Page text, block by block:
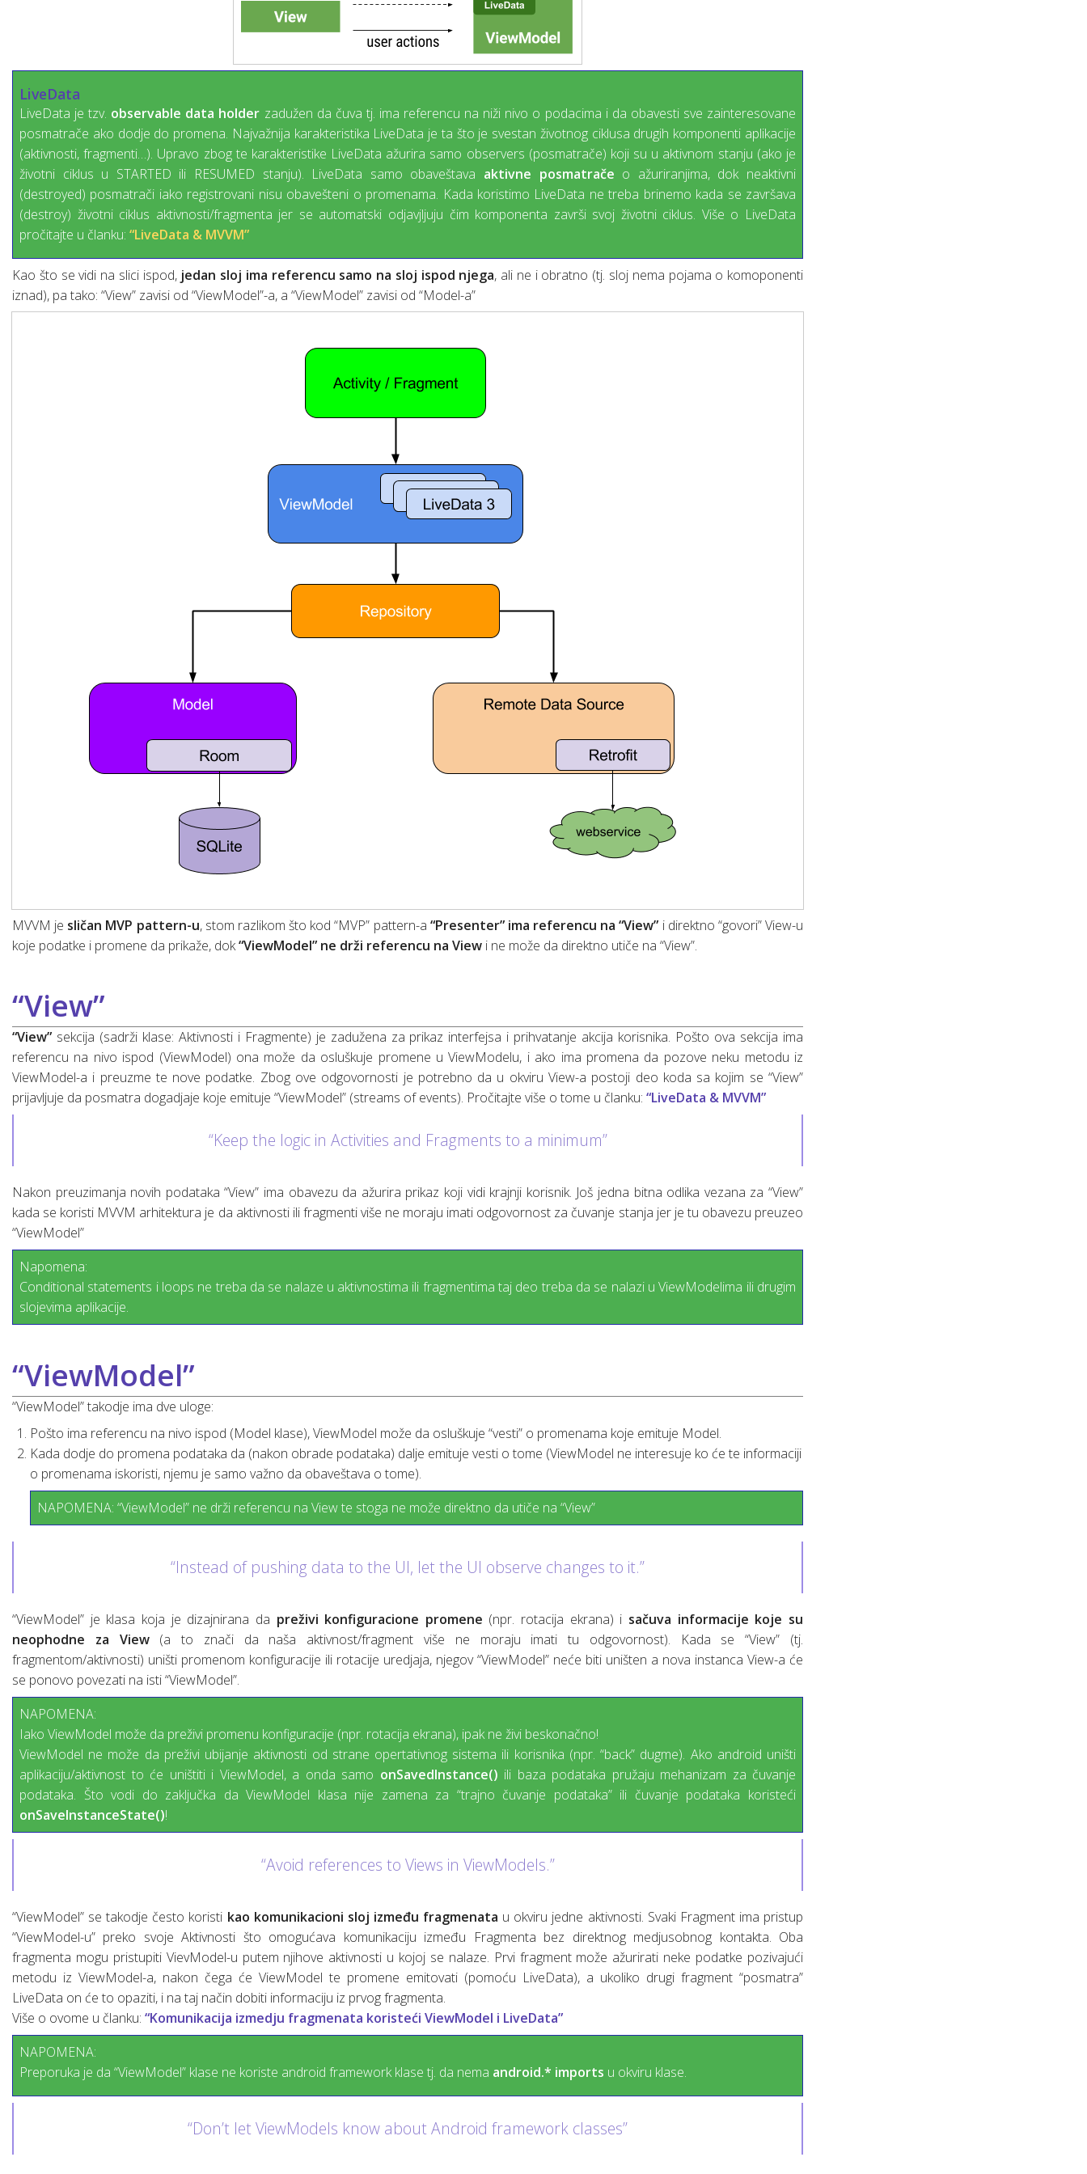
LiveData
LiveData je tzv. observable data holder zadužen da čuva tj. ima referencu na niži nivo o podacima i da obavesti sve zainteresovane
posmatrače ako dodje do promena. Najvažnija karakteristika LiveData je ta što je svestan životnog ciklusa drugih komponenti aplikacije
(aktivnosti, fragmenti…). Upravo zbog te karakteristike LiveData ažurira samo observers (posmatrače) koji su u aktivnom stanju (ako je
životni ciklus u STARTED ili RESUMED stanju). LiveData samo obaveštava aktivne posmatrače o ažuriranjima, dok neaktivni
(destroyed) posmatrači iako registrovani nisu obavešteni o promenama. Kada koristimo LiveData ne treba brinemo kada se završava
(destroy) životni ciklus aktivnosti/fragmenta jer se automatski odjavjljuju čim komponenta završi svoj životni ciklus. Više o LiveData
pročitajte u članku: “LiveData & MVVM”
Kao što se vidi na slici ispod, jedan sloj ima referencu samo na sloj ispod njega, ali ne i obratno (tj. sloj nema pojama o komoponenti
iznad), pa tako: “View” zavisi od “ViewModel”-a, a “ViewModel” zavisi od “Model-a”
MVVM je sličan MVP pattern-u, stom razlikom što kod “MVP” pattern-a “Presenter” ima referencu na “View” i direktno “govori” View-u
koje podatke i promene da prikaže, dok“ViewModel” ne drži referencu na View i ne može da direktno utiče na “View”.
“View”
“View” sekcija (sadrži klase: Aktivnosti i Fragmente) je zadužena za prikaz interfejsa i prihvatanje akcija korisnika. Pošto ova sekcija ima
referencu na nivo ispod (ViewModel) ona može da osluškuje promene u ViewModelu, i ako ima promena da pozove neku metodu iz
ViewModel-a i preuzme te nove podatke. Zbog ove odgovornosti je potrebno da u okviru View-a postoji deo koda sa kojim se “View”
prijavljuje da posmatra dogadjaje koje emituje “ViewModel” (streams of events). Pročitajte više o tome u članku: “LiveData & MVVM”
“Keep the logic in Activities and Fragments to a minimum”
Nakon preuzimanja novih podataka “View” ima obavezu da ažurira prikaz koji vidi krajnji korisnik. Još jedna bitna odlika vezana za “View”
kada se koristi MVVM arhitektura je da aktivnosti ili fragmenti više ne moraju imati odgovornost za čuvanje stanja jer je tu obavezu preuzeo
“ViewModel”
Napomena:
Conditional statements i loops ne treba da se nalaze u aktivnostima ili fragmentima taj deo treba da se nalazi u ViewModelima ili drugim
slojevima aplikacije.
“ViewModel”
“ViewModel” takodje ima dve uloge:
Pošto ima referencu na nivo ispod (Model klase), ViewModel može da osluškuje “vesti” o promenama koje emituje Model.
Kada dodje do promena podataka da (nakon obrade podataka) dalje emituje vesti o tome (ViewModel ne interesuje ko će te informaciji
o promenama iskoristi, njemu je samo važno da obaveštava o tome).
NAPOMENA: “ViewModel” ne drži referencu na View te stoga ne može direktno da utiče na “View”
“Instead of pushing data to the UI, let the UI observe changes to it.”
“ViewModel” je klasa koja je dizajnirana da preživi konfiguracione promene (npr. rotacija ekrana) i sačuva informacije koje su
neophodne za View(a to znači da naša aktivnost/fragment više ne moraju imati tu odgovornost). Kada se “View” (tj.
fragmentom/aktivnosti) uništi promenom konfiguracije ili rotacije uredjaja, njegov “ViewModel” neće biti uništen a nova instanca View-a će
se ponovo povezati na isti “ViewModel”.
NAPOMENA:
Iako ViewModel može da preživi promenu konfiguracije (npr. rotacija ekrana), ipak ne živi beskonačno!
ViewModel ne može da preživi ubijanje aktivnosti od strane opertativnog sistema ili korisnika (npr. “back” dugme). Ako android uništi
aplikaciju/aktivnost to će uništiti i ViewModel, a onda samo onSavedInstance() ili baza podataka pružaju mehanizam za čuvanje
podataka. Što vodi do zaključka da ViewModel klasa nije zamena za “trajno čuvanje podataka” ili čuvanje podataka koristeći
onSaveInstanceState()!
“Avoid references to Views in ViewModels.”
“ViewModel” se takodje često koristi kao komunikacioni sloj između fragmenata u okviru jedne aktivnosti. Svaki Fragment ima pristup
“ViewModel-u” preko svoje Aktivnosti što omogućava komunikaciju između Fragmenta bez direktnog medjusobnog kontakta. Oba
fragmenta mogu pristupiti VievModel-u putem njihove aktivnosti u kojoj se nalaze. Prvi fragment može ažurirati neke podatke pozivajući
metodu iz ViewModel-a, nakon čega će ViewModel te promene emitovati (pomoću LiveData), a ukoliko drugi fragment “posmatra”
LiveData on će to opaziti, i na taj način dobiti informaciju iz prvog fragmenta.
Više o ovome u članku: “Komunikacija izmedju fragmenata koristeći ViewModel i LiveData”
NAPOMENA:
Preporuka je da “ViewModel” klase ne koriste android framework klase tj. da nema android.* imports u okviru klase.
“Don’t let ViewModels know about Android framework classes”